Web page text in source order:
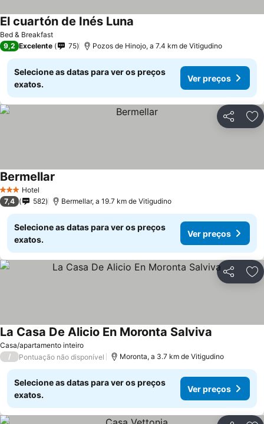
Bed & Breakfast
El cuartón de Inés Luna
9,2 Excelente 75 Pozos de Hinojo, a 7.4 km de Vitigudino
Selecione as datas para ver os preços
exatos.
Ver preços
Partilhar
3 EstrelasHotel
Bermellar
7,4 582 Bermellar, a 19.7 km de Vitigudino
Selecione as datas para ver os preços
exatos.
Ver preços
Partilhar
Casa/apartamento inteiro
La Casa De Alicio En Moronta Salviva
/ Pontuação não disponível Moronta, a 3.7 km de Vitigudino
Selecione as datas para ver os preços
exatos.
Ver preços